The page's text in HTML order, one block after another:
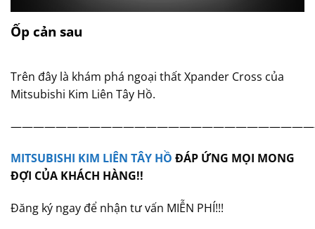
Ốp cản sau
Trên đây là khám phá ngoại thất Xpander Cross của
Mitsubishi Kim Liên Tây Hồ.
MITSUBISHI KIM LIÊN TÂY HỒ ĐÁP ỨNG MỌI MONG
ĐỢI CỦA KHÁCH HÀNG!!
Đăng ký ngay để nhận tư vấn MIỄN PHÍ!!!